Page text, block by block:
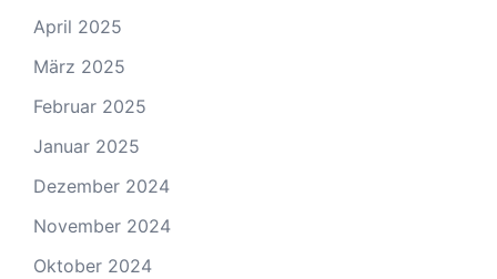
April 2025
März 2025
Februar 2025
Januar 2025
Dezember 2024
November 2024
Oktober 2024